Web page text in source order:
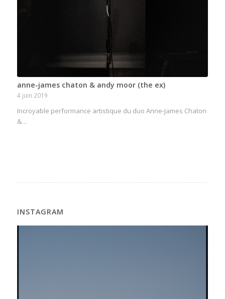
anne-james chaton & andy moor (the ex)
4 juin 2019
Incroyable performance artistique du duo Anne-James Chaton
&…
INSTAGRAM